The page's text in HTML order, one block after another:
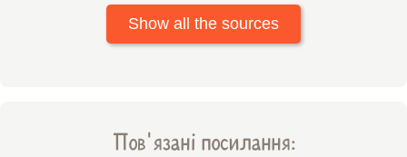
Show all the sources
Пов'язані посилання: